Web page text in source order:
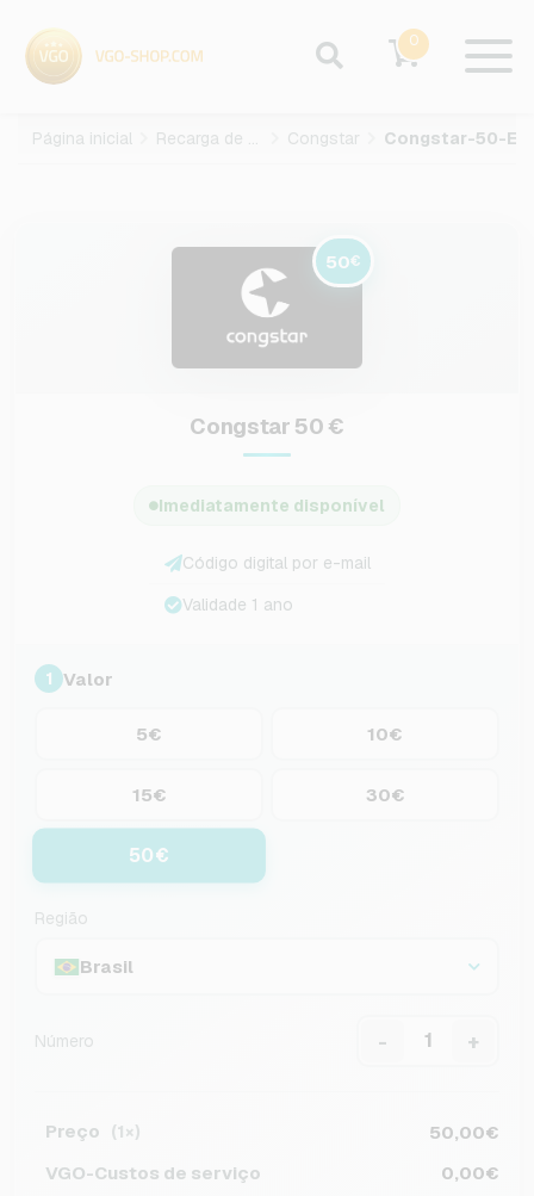
0
Página inicial Recarga de celular Congstar
50€
Congstar 50 €
Imediatamente disponível
Código digital por e-mail
Validade 1 ano
1 Valor
5€ 10€
15€ 30€
50€
Região
Brasil
Número - +
Preço (1×)
50,00€
VGO-Custos de serviço
0,00€